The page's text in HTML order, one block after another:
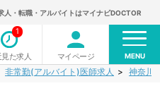
人・転職・アルバイトはマイナビDOCTOR
た求人
1
マイページ MENU
非常勤(アルバイト)医師求人 神奈川